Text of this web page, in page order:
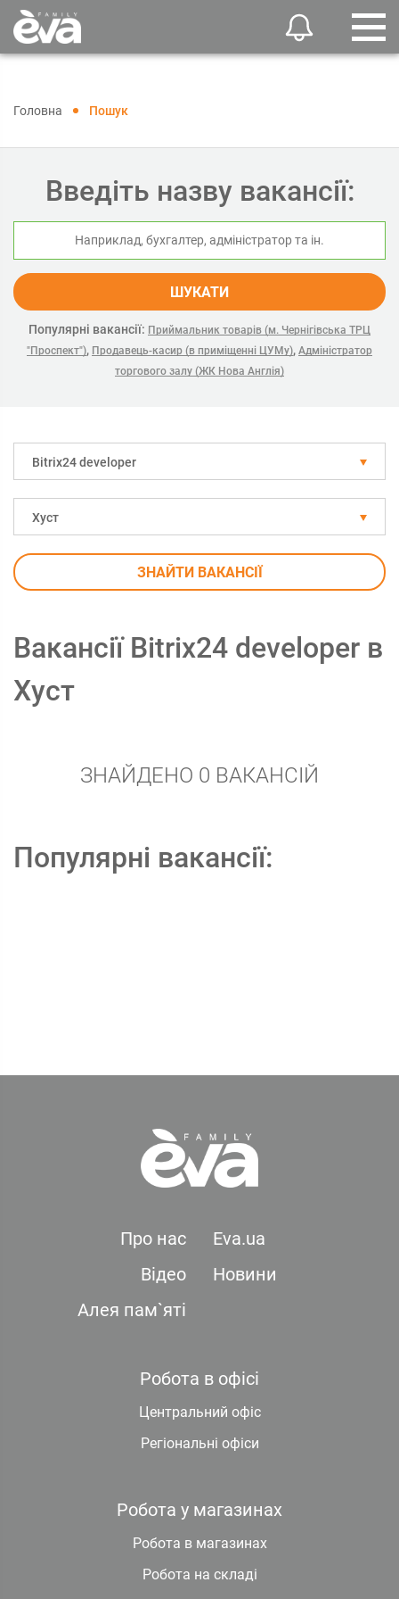
Головна Пошук
Введіть назву вакансії:
ШУКАТИ
Популярні вакансії: Приймальник товарів (м. Чернігівська ТРЦ
"Проспект"), Продавець-касир (в приміщенні ЦУМу), Адміністратор
торгового залу (ЖК Нова Англія)
Bitrix24 developer
Хуст
ЗНАЙТИ ВАКАНСІЇ
Вакансії Bitrix24 developer в
Хуст
ЗНАЙДЕНО 0 ВАКАНСІЙ
Популярні вакансії:
Про нас
Eva.ua
Відео
Новини
Алея пам`яті
Робота в офісі
Центральний офіс
Регіональні офіси
Робота у магазинах
Робота в магазинах
Робота на складі